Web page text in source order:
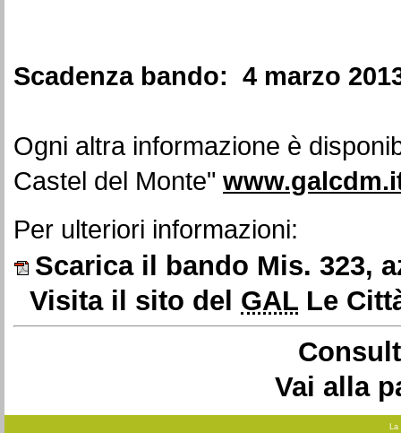
Scadenza bando: 4 marzo
Ogni altra informazione è
Castel del Monte"
Per ulteriori informazioni:
Scarica il bando Mis. 323,
Visita il sito del GAL Le
Vai alla
La